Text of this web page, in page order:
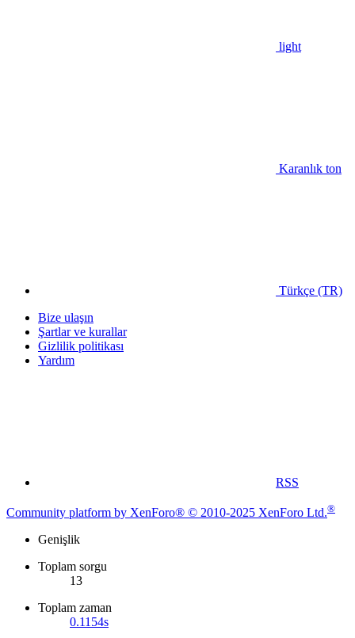
light
Karanlık ton
Türkçe (TR)
Bize ulaşın
Şartlar ve kurallar
Gizlilik politikası
Yardım
RSS
Community platform by XenForo® © 2010-2025 XenForo Ltd.®
Genişlik
Toplam sorgu
13
Toplam zaman
0.1154s